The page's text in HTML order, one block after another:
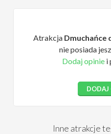
Atrakcja Dmuchańce
nie posiada
Dodaj opiniei
DODAJ
Inne atrakcje